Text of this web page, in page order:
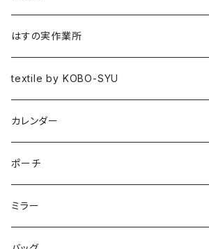
作品集
図録
はすの実作業所
textile by KOBO-SYU
HISASHI IGARASHI
カレンダー
ポーチ
ミラー